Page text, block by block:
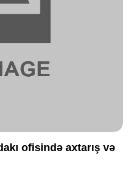
ofisində axtarış və